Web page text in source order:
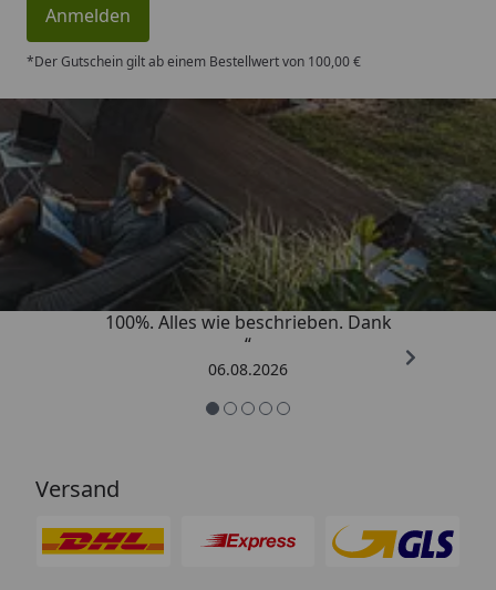
Anmelden
*Der Gutschein gilt ab einem Bestellwert von 100,00 €
Trusted Shops
4,83/ 5
„Super schnell gelifert. Ware passt
100%. Alles wie beschrieben. Dank
“
06.08.2026
Versand